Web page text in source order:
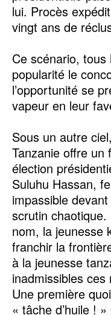
lui. Procès
vingt ans de
Ce scénario, tous
popularité le
l’opportunité se
vapeur en leur
Sous un autre
Tanzanie offre un
élection
Suluhu Hassan,
impassible
scrutin
nom, la jeunesse
franchir la
à la jeunesse
inadmissibles
Une première
« tâche d’huile !